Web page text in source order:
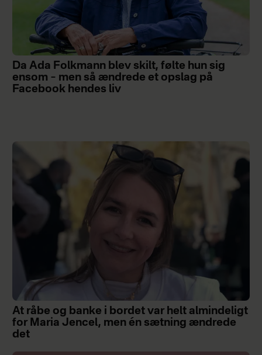
Da Ada Folkmann blev skilt, følte hun sig
ensom – men så ændrede et opslag på
Facebook hendes liv
At råbe og banke i bordet var helt almindeligt
for Maria Jencel, men én sætning ændrede
det